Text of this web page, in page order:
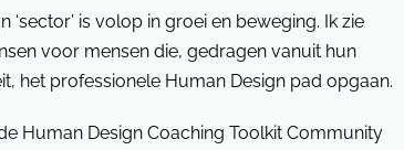
‘sector’ is volop in groei en beweging. Ik zie
voor mensen die, gedragen vanuit hun
het professionele Human Design pad opgaan.
Human Design Coaching Toolkit Community